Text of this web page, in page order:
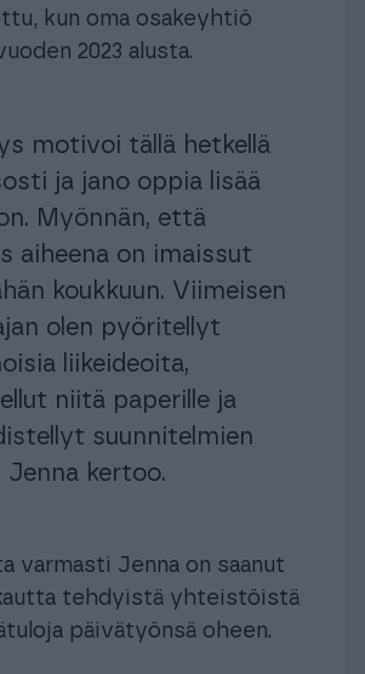
kun oma osakeyhtiö
2023 alusta.
motivoi tällä hetkellä
ja jano oppia lisää
Myönnän, että
aiheena on imaissut
koukkuun. Viimeisen
olen pyöritellyt
liikeideoita,
niitä paperille ja
suunnitelmien
Jenna kertoo.
varmasti Jenna on saanut
tehdyistä yhteistöistä
päivätyönsä oheen.